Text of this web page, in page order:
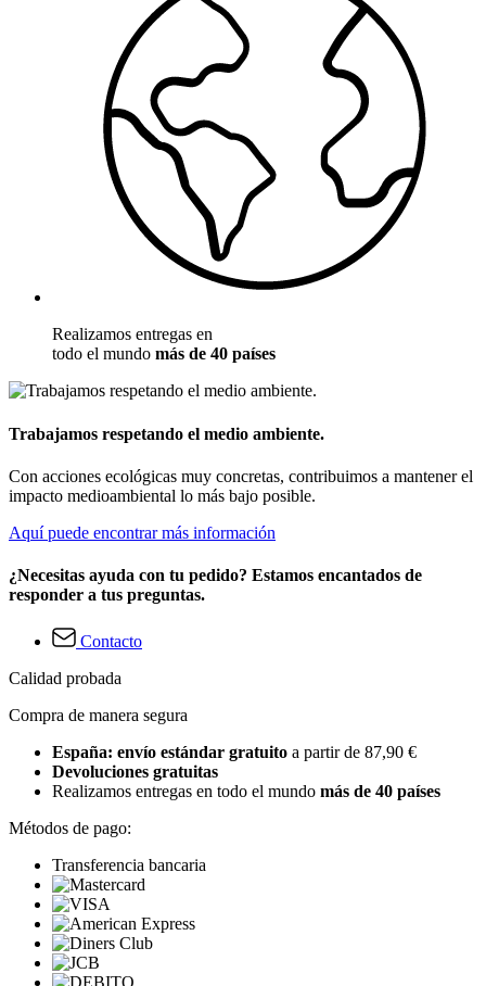
Realizamos entregas en
todo el mundo más de 40 países
Trabajamos respetando el medio ambiente.
Con acciones ecológicas muy concretas, contribuimos a mantener el
impacto medioambiental lo más bajo posible.
Aquí puede encontrar más información
¿Necesitas ayuda con tu pedido? Estamos encantados de
responder a tus preguntas.
Contacto
Calidad probada
Compra de manera segura
España: envío estándar gratuito a partir de 87,90 €
Devoluciones gratuitas
Realizamos entregas en todo el mundo más de 40 países
Métodos de pago:
Transferencia bancaria